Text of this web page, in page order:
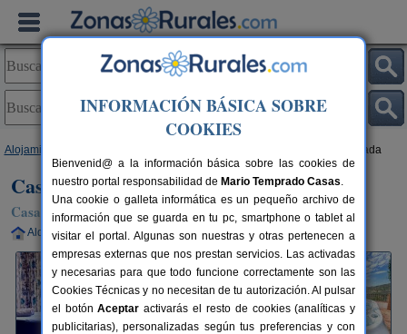
Alojamientos > Casa La Posada
Casa La Posada
Casa Rural en Canillas de Albaida (Málaga)
Alquiler completo 8-14 plazas 60 km de Málaga
INFORMACIÓN BÁSICA SOBRE
COOKIES
Bienvenid@ a la información básica sobre las cookies de
nuestro portal responsabilidad de Mario Temprado Casas.
Una cookie o galleta informática es un pequeño archivo de
información que se guarda en tu pc, smartphone o tablet al
visitar el portal. Algunas son nuestras y otras pertenecen a
empresas externas que nos prestan servicios. Las activadas
y necesarias para que todo funcione correctamente son las
Cookies Técnicas y no necesitan de tu autorización. Al pulsar
el botónAceptar activarás el resto de cookies (analíticas y
publicitarias), personalizadas según tus preferencias y con